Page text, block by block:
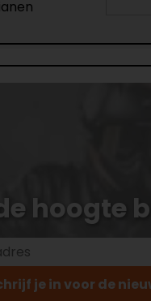
hoogte
je in voor de